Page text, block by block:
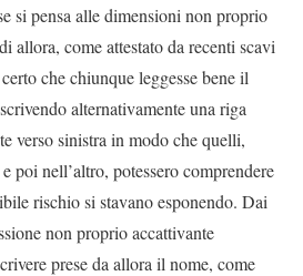
si pensa alle dimensioni non proprio
allora, come attestato da recenti scavi
che chiunque leggesse bene il
alternativamente una riga
verso sinistra in modo che quelli,
poi nell’altro, potessero comprendere
rischio si stavano esponendo. Dai
non proprio accattivante
prese da allora il nome, come